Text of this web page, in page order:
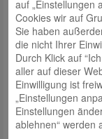
Dabei können auch
ihre Kosten
der Vögel und das
seelischen
auf das persönliche
Gemüse trägt nicht
geernteter Salat
nicht nur
auf „Einstellungen
Cookies wir auf
Sie haben
die nicht Ihrer
Durch Klick auf
aller auf dieser
Einwilligung ist
„Einstellungen
Einstellungen
ablehnen“ werden